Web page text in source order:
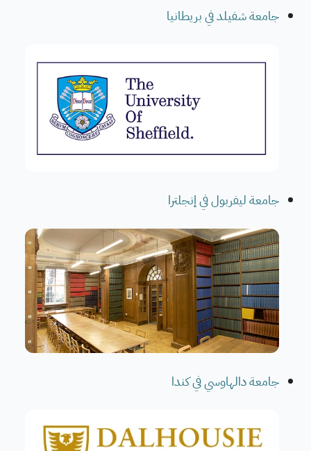
جامعة شفيلد في بريطانيا
جامعة ليفربول في إنجلترا
جامعة دالهاوسي في كندا